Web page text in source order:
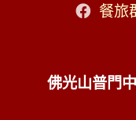
餐旅
佛光山普門